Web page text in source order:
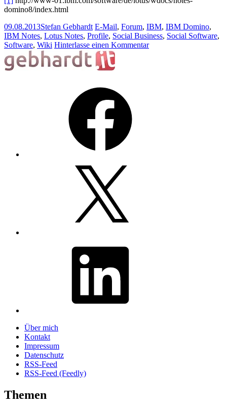
domino8/index.html
09.08.2013Stefan Gebhardt E-Mail, Forum, IBM, IBM Domino,
IBM Notes, Lotus Notes, Profile, Social Business, Social Software,
Software, Wiki Hinterlasse einen Kommentar
Über mich
Kontakt
Impressum
Datenschutz
RSS-Feed
RSS-Feed (Feedly)
Themen